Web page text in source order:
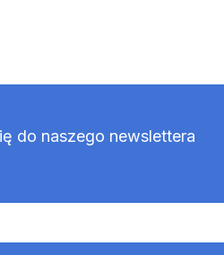
do naszego newslettera